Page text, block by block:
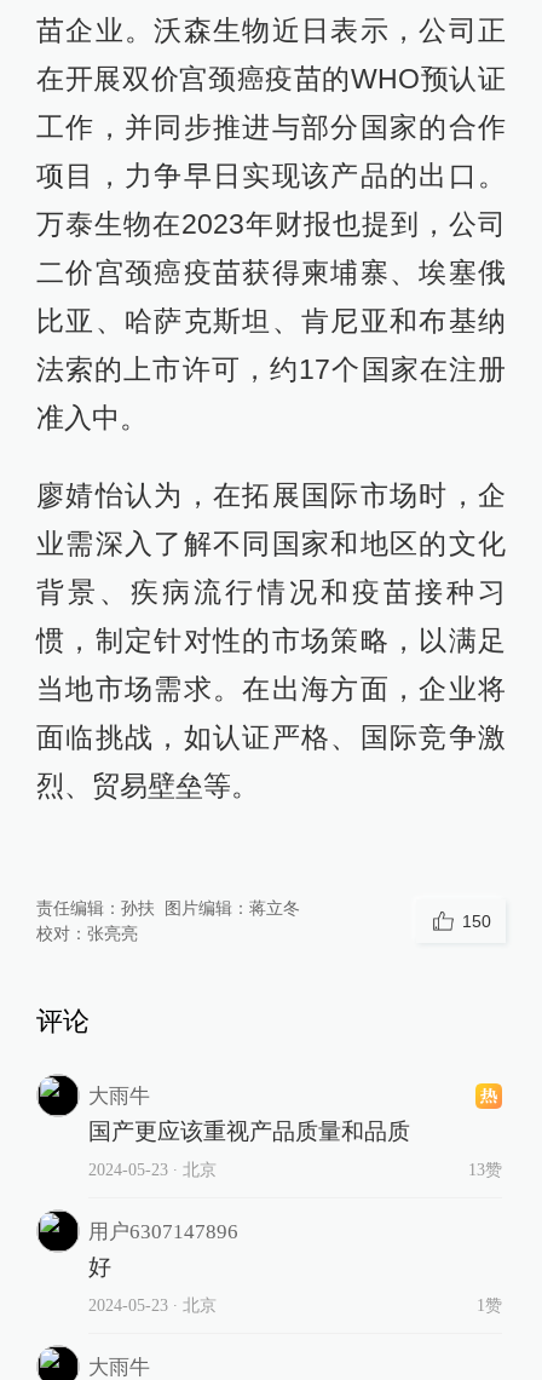
苗企业。沃森生物近日表示，公司正
在开展双价宫颈癌疫苗的WHO预认证
工作，并同步推进与部分国家的合作
项目，力争早日实现该产品的出口。
万泰生物在2023年财报也提到，公司
二价宫颈癌疫苗获得柬埔寨、埃塞俄
比亚、哈萨克斯坦、肯尼亚和布基纳
法索的上市许可，约17个国家在注册
准入中。
廖婧怡认为，在拓展国际市场时，企
业需深入了解不同国家和地区的文化
背景、疾病流行情况和疫苗接种习
惯，制定针对性的市场策略，以满足
当地市场需求。在出海方面，企业将
面临挑战，如认证严格、国际竞争激
烈、贸易壁垒等。
责任编辑： 孙扶 图片编辑： 蒋立冬
校对： 张亮亮
150
评论
大雨牛
国产更应该重视产品质量和品质
2024-05-23∙ 北京 13赞
用户6307147896
好
2024-05-23∙ 北京 1赞
大雨牛